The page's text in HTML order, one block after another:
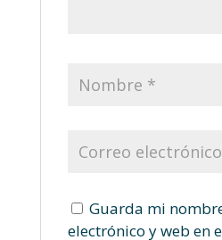
Guarda mi
electrónico y web en